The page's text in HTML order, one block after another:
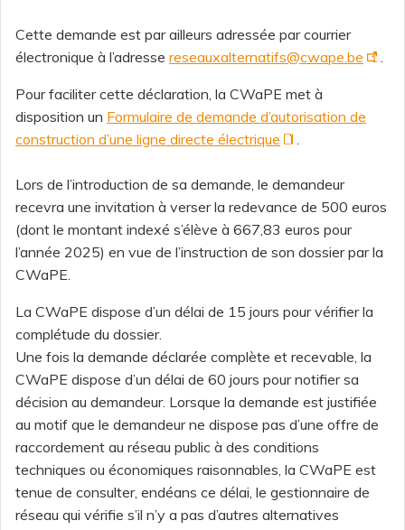
Cette demande est par ailleurs adressée par courrier
électronique à l’adresse reseauxalternatifs@cwape.be .
Pour faciliter cette déclaration, la CWaPE met à
disposition un Formulaire de demande d’autorisation de
construction d’une ligne directe électrique
.
Lors de l’introduction de sa demande, le demandeur
recevra une invitation à verser la redevance de 500 euros
(dont le montant indexé s’élève à 667,83 euros pour
l’année 2025) en vue de l’instruction de son dossier par la
CWaPE.
La CWaPE dispose d’un délai de 15 jours pour vérifier la
complétude du dossier.
Une fois la demande déclarée complète et recevable, la
CWaPE dispose d’un délai de 60 jours pour notifier sa
décision au demandeur. Lorsque la demande est justifiée
au motif que le demandeur ne dispose pas d’une offre de
raccordement au réseau public à des conditions
techniques ou économiques raisonnables, la CWaPE est
tenue de consulter, endéans ce délai, le gestionnaire de
réseau qui vérifie s’il n’y a pas d’autres alternatives